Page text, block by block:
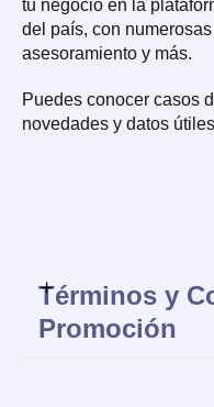
tu negocio en la
del país, con
asesoramiento y más.
Puedes conocer casos
novedades y datos
Términos y
Promoción